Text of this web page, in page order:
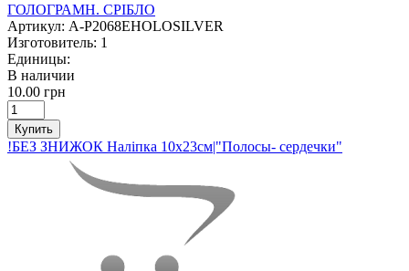
ГОЛОГРАМН. СРІБЛО
Артикул: A-P2068EHOLOSILVER
Изготовитель: 1
Единицы:
В наличии
10.00 грн
Купить
!БЕЗ ЗНИЖОК Наліпка 10х23см|"Полосы- сердечки"